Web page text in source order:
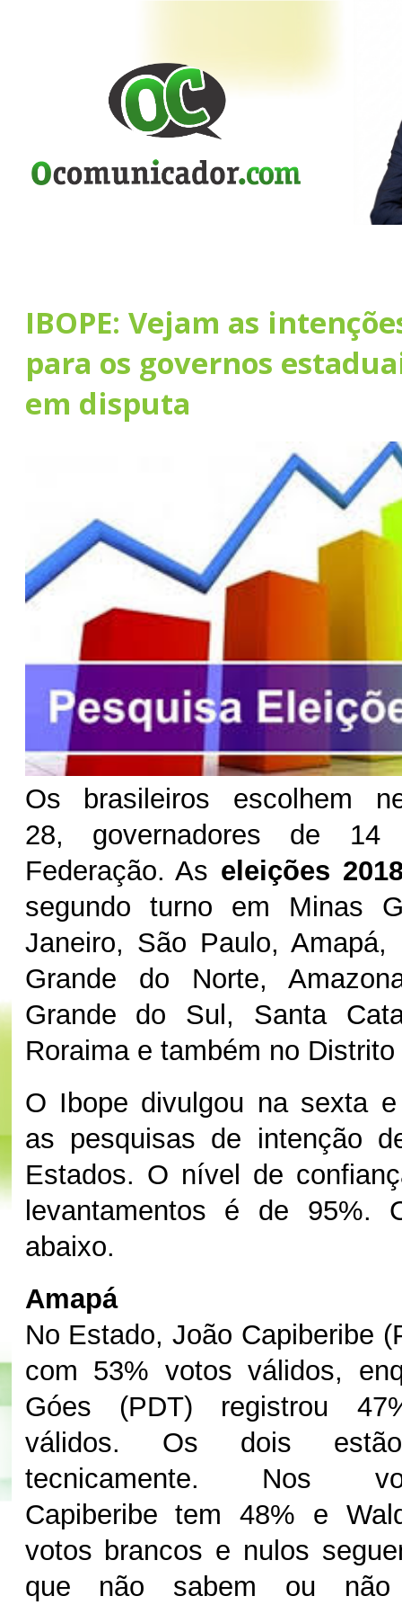
IBOPE: Vejam as
para os governos
em disputa
Os brasileiros escolhem
28, governadores de 14
Federação. As eleições
segundo turno em Minas
Janeiro, São Paulo, Amapá,
Grande do Norte,
Grande do Sul, Santa
Roraima e também no
O Ibope divulgou na sexta
as pesquisas de intenção
Estados. O nível de
levantamentos é de 95%.
abaixo.
Amapá
No Estado, João Capiberibe
com 53% votos válidos,
Góes (PDT) registrou
válidos. Os dois estão
tecnicamente. Nos
Capiberibe tem 48% e
votos brancos e nulos
que não sabem ou não